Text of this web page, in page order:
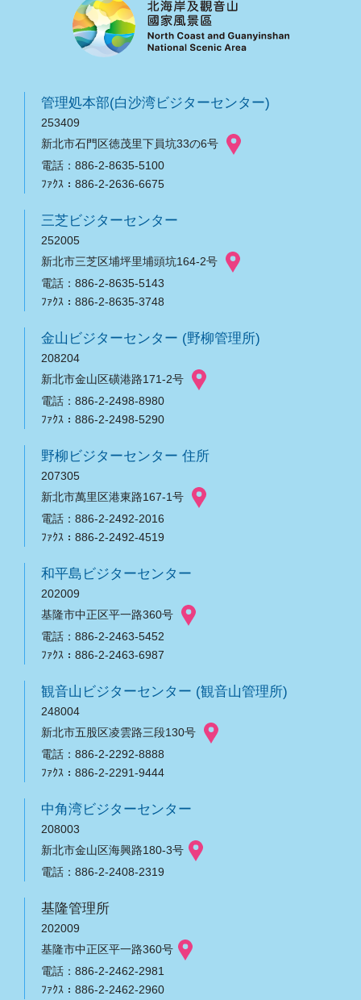
管理処本部(白沙湾ビジターセンター)
253409
新北市石門区徳茂里下員坑33の6号
電話：886-2-8635-5100
ﾌｧｸｽ：886-2-2636-6675
三芝ビジターセンター
252005
新北市三芝区埔坪里埔頭坑164-2号
電話：886-2-8635-5143
ﾌｧｸｽ：886-2-8635-3748
金山ビジターセンター (野柳管理所)
208204
新北市金山区磺港路171-2号
電話：886-2-2498-8980
ﾌｧｸｽ：886-2-2498-5290
野柳ビジターセンター 住所
207305
新北市萬里区港東路167-1号
電話：886-2-2492-2016
ﾌｧｸｽ：886-2-2492-4519
和平島ビジターセンター
202009
基隆市中正区平一路360号
電話：886-2-2463-5452
ﾌｧｸｽ：886-2-2463-6987
観音山ビジターセンター (観音山管理所)
248004
新北市五股区凌雲路三段130号
電話：886-2-2292-8888
ﾌｧｸｽ：886-2-2291-9444
中角湾ビジターセンター
208003
新北市金山区海興路180-3号
電話：886-2-2408-2319
基隆管理所
202009
基隆市中正区平一路360号
電話：886-2-2462-2981
ﾌｧｸｽ：886-2-2462-2960